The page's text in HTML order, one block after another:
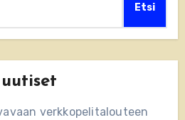
Etsi
verkkopelitalouteen